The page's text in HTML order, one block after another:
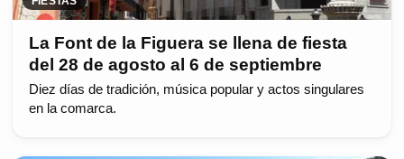
La Font de la Figuera se llena de fiesta
del 28 de agosto al 6 de septiembre
Diez días de tradición, música popular y actos singulares
en la comarca.